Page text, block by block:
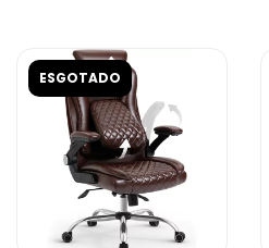
ESGOTADO